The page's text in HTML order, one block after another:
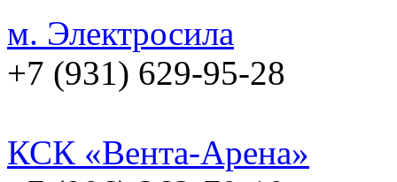
м. Электросила
+7 (931) 629-95-28
КСК «Вента-Арена»